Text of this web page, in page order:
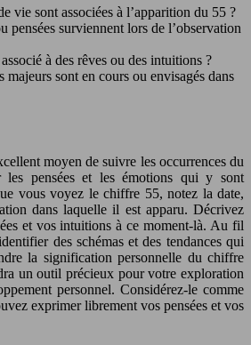
vie sont associées à l’apparition du 55 ?
pensées surviennent lors de l’observation
à des rêves ou des intuitions ?
majeurs sont en cours ou envisagés dans
moyen de suivre les occurrences du
les pensées et les émotions qui y sont
vous voyez le chiffre 55, notez la date,
dans laquelle il est apparu. Décrivez
et vos intuitions à ce moment-là. Au fil
des schémas et des tendances qui
la signification personnelle du chiffre
un outil précieux pour votre exploration
personnel. Considérez-le comme
exprimer librement vos pensées et vos